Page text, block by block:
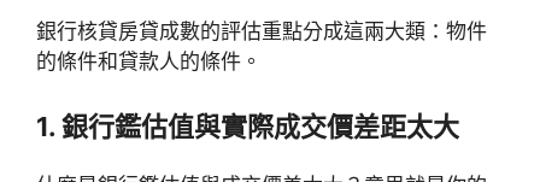
銀行核貸房貸成數的評估重點分成這兩大類：物件
的條件和貸款人的條件。
1. 銀行鑑估值與實際成交價差距太大